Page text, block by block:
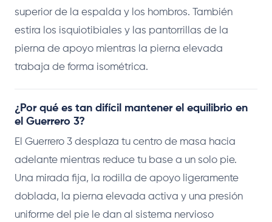
superior de la espalda y los hombros. También
estira los isquiotibiales y las pantorrillas de la
pierna de apoyo mientras la pierna elevada
trabaja de forma isométrica.
¿Por qué es tan difícil mantener el equilibrio en
el Guerrero 3?
El Guerrero 3 desplaza tu centro de masa hacia
adelante mientras reduce tu base a un solo pie.
Una mirada fija, la rodilla de apoyo ligeramente
doblada, la pierna elevada activa y una presión
uniforme del pie le dan al sistema nervioso